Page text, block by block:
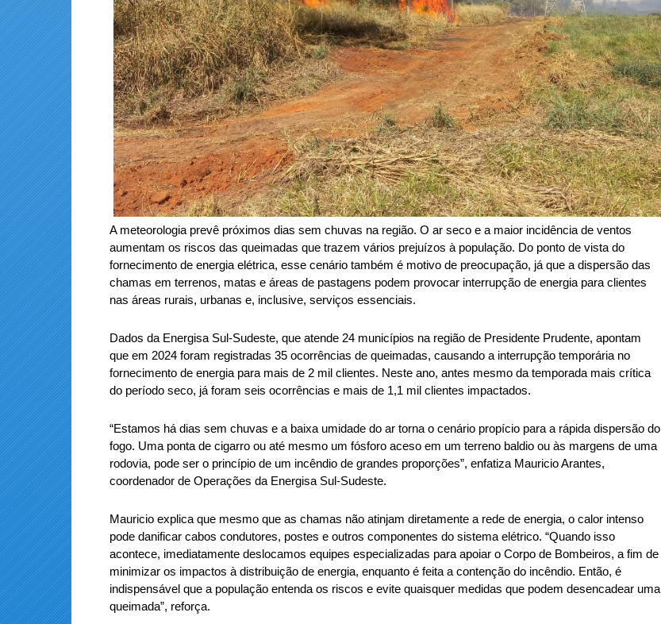
A meteorologia prevê próximos dias sem chuvas na região. O ar seco e a maior incidência de ventos
aumentam os riscos das queimadas que trazem vários prejuízos à população. Do ponto de vista do
fornecimento de energia elétrica, esse cenário também é motivo de preocupação, já que a dispersão das
chamas em terrenos, matas e áreas de pastagens podem provocar interrupção de energia para clientes
nas áreas rurais, urbanas e, inclusive, serviços essenciais.
Dados da Energisa Sul-Sudeste, que atende 24 municípios na região de Presidente Prudente, apontam
que em 2024 foram registradas 35 ocorrências de queimadas, causando a interrupção temporária no
fornecimento de energia para mais de 2 mil clientes. Neste ano, antes mesmo da temporada mais crítica
do período seco, já foram seis ocorrências e mais de 1,1 mil clientes impactados.
“Estamos há dias sem chuvas e a baixa umidade do ar torna o cenário propício para a rápida dispersão do
fogo. Uma ponta de cigarro ou até mesmo um fósforo aceso em um terreno baldio ou às margens de uma
rodovia, pode ser o princípio de um incêndio de grandes proporções”, enfatiza Mauricio Arantes,
coordenador de Operações da Energisa Sul-Sudeste.
Mauricio explica que mesmo que as chamas não atinjam diretamente a rede de energia, o calor intenso
pode danificar cabos condutores, postes e outros componentes do sistema elétrico. “Quando isso
acontece, imediatamente deslocamos equipes especializadas para apoiar o Corpo de Bombeiros, a fim de
minimizar os impactos à distribuição de energia, enquanto é feita a contenção do incêndio. Então, é
indispensável que a população entenda os riscos e evite quaisquer medidas que podem desencadear uma
queimada”, reforça.